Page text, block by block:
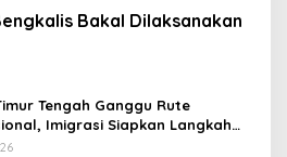
Bakal Dilaksanakan
Tengah Ganggu Rute
Imigrasi Siapkan Langkah